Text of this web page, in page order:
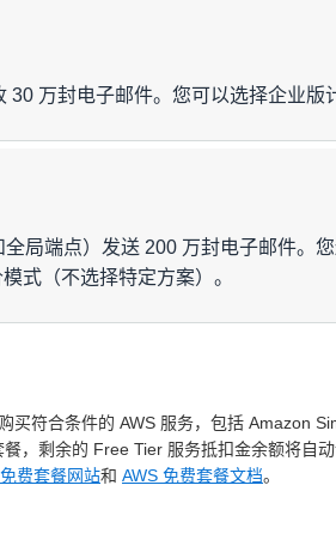
USD/1000 封电
USD/1000
GB × 2M) × 0.12 USD/GB
万封电子邮件。您可以选择企业版
0.23 USD/1000 + 4000 万 × 0.18 USD/
户/区域/月
局端点）发送 200 万封电子邮件。
式（不选择特定方案）。
万 × 0.10 USD/1000
GB × 2M) × 0.12 USD/GB
符合条件的 AWS 服务，包括 Amazon
，剩余的 Free Tier 服务抵扣金余额将自
费套餐网站和 AWS 免费套餐文档。